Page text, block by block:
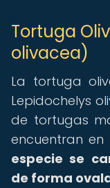
Tortuga
olivacea)
La tortuga
Lepidochelys
de tortugas
encuentran
especie se
de forma